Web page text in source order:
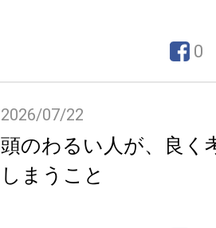
0
2026/07/22
頭のわるい人が、良く
しまうこと